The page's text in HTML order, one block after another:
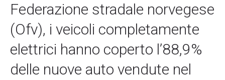
Federazione stradale norvegese
(Ofv), i veicoli completamente
elettrici hanno coperto l’88,9%
delle nuove auto vendute nel